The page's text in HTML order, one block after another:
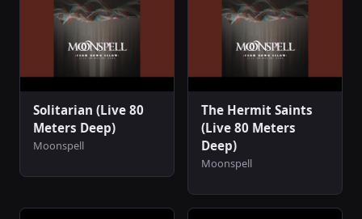
Solitarian (Live 80
Meters Deep)
Moonspell
The Hermit Saints
(Live 80 Meters
Deep)
Moonspell